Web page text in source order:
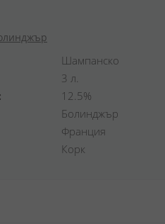
Шампанско
3 л.
12.5%
Болинджър
Франция
Корк